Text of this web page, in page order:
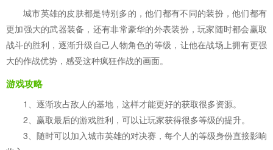
城市英雄的皮肤都是特别多的，他们都有不同的装扮，他们都有
更加强大的武器装备，还有非常豪华的外表装扮，玩家随时都会赢取
战斗的胜利，逐渐升级自己人物角色的等级，让他在战场上拥有更强
大的作战优势，感受这种疯狂作战的画面。
游戏攻略
1、逐渐攻占敌人的基地，这样才能更好的获取很多资源。
2、赢取最后的游戏胜利，可以让玩家获得很多等级的提升。
3、随时可以加入城市英雄的对决赛，每个人的等级身份直接影响